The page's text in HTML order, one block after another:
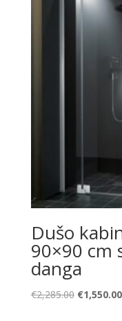
Dušo
90×90 cm
danga
€2,285.00 Original
€1,550.00